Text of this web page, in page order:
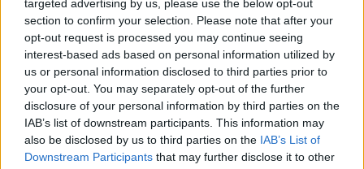
targeted advertising by us, please use the below opt-out
section to confirm your selection. Please note that after your
opt-out request is processed you may continue seeing
interest-based ads based on personal information utilized by
us or personal information disclosed to third parties prior to
your opt-out. You may separately opt-out of the further
disclosure of your personal information by third parties on the
IAB’s list of downstream participants. This information may
also be disclosed by us to third parties on the IAB’s List of
Downstream Participants that may further disclose it to other
εγκαταστάσεις ψυχικής υγείας και σε σχολεία,
και οWrigleyπου είναι 68 κιλά γλυκύτητας με
«τεράστια καρδιά» και «ακαταμάχητη
αγκαλιά».